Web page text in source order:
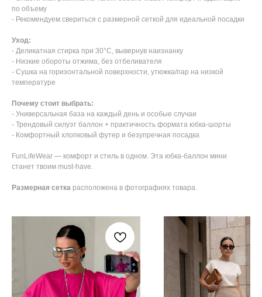
по объему
- Рекомендуем свериться с размерной сеткой для идеальной посадки
Уход:
- Деликатная стирка при 30°C, вывернув наизнанку
- Низкие обороты отжима, без отбеливателя
- Сушка на горизонтальной поверхности, утюжка/пар на низкой
температуре
Почему стоит выбрать:
- Универсальная база на каждый день и особые случаи
- Трендовый силуэт баллон + практичность формата юбка-шорты
- Комфортный хлопковый футер и безупречная посадка
FunLifeWear — комфорт и стиль в одном. Эта юбка-баллон мини
станет твоим must-have.
Размерная сетка расположена в фотографиях товара.